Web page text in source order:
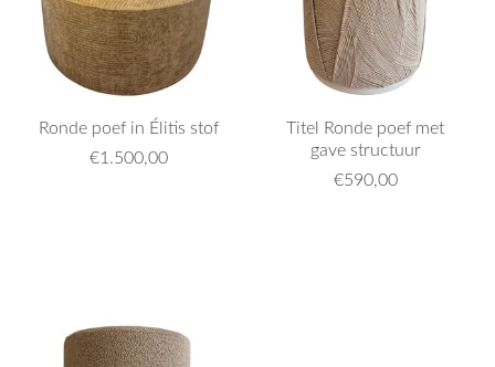
Ronde poef in Élitis stof
€1.500,00
Titel Ronde poef met
gave structuur
€590,00